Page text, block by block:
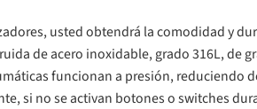
usted obtendrá la comodidad y
de acero inoxidable, grado 316L, de
funcionan a presión, reduciendo
si no se activan botones o switches